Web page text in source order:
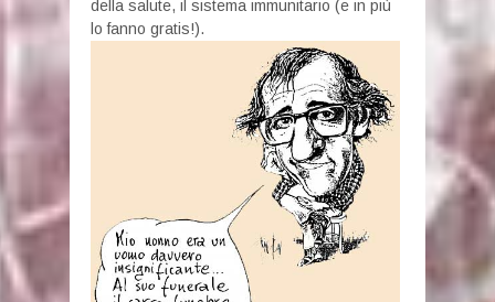
della salute, il sistema immunitario (e in più
lo fanno gratis!).